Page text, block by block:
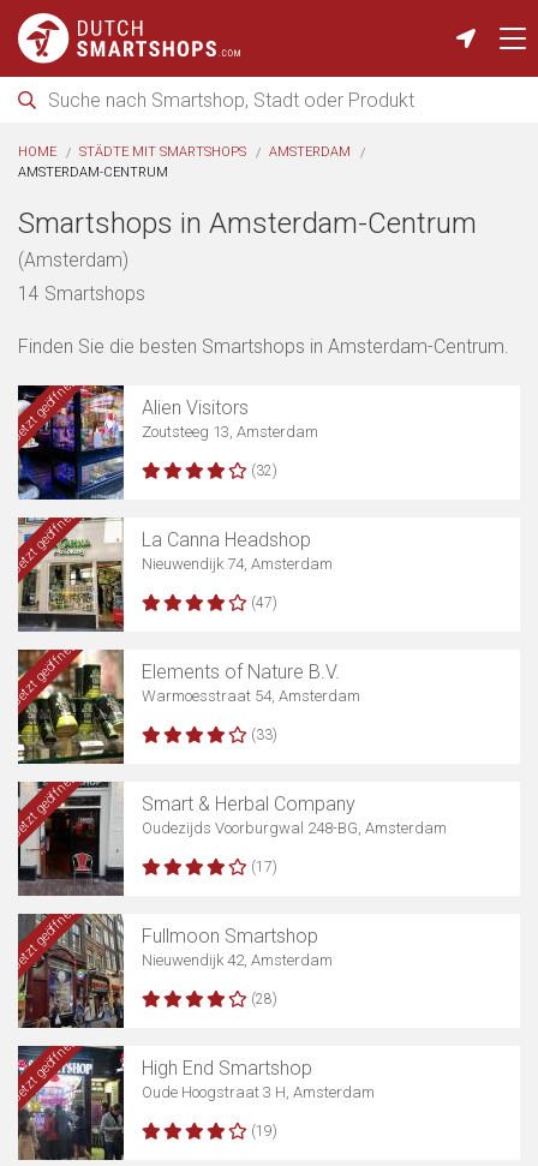
HOME STÄDTE MIT SMARTSHOPS
AMSTERDAM
AMSTERDAM-CENTRUM
Smartshops in Amsterdam-Centrum
(Amsterdam)
14 Smartshops
Finden Sie die besten Smartshops in Amsterdam-Centrum.
Jetzt geöffnet Alien Visitors
Zoutsteeg 13, Amsterdam
(32)
Jetzt geöffnet La Canna Headshop
Nieuwendijk 74, Amsterdam
(47)
Jetzt geöffnet Elements of Nature B.V.
Warmoesstraat 54, Amsterdam
(33)
Jetzt geöffnet Smart & Herbal Company
Oudezijds Voorburgwal 248-BG, Amsterdam
(17)
Jetzt geöffnet Fullmoon Smartshop
Nieuwendijk 42, Amsterdam
(28)
Jetzt geöffnet High End Smartshop
Oude Hoogstraat 3 H, Amsterdam
(19)